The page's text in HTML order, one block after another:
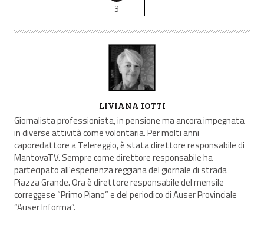
3
U
T
O
R
E
LIVIANA IOTTI
Giornalista professionista, in pensione ma ancora impegnata
in diverse attività come volontaria. Per molti anni
caporedattore a Telereggio, è stata direttore responsabile di
MantovaTV. Sempre come direttore responsabile ha
partecipato all'esperienza reggiana del giornale di strada
Piazza Grande. Ora è direttore responsabile del mensile
correggese “Primo Piano” e del periodico di Auser Provinciale
“Auser Informa”.